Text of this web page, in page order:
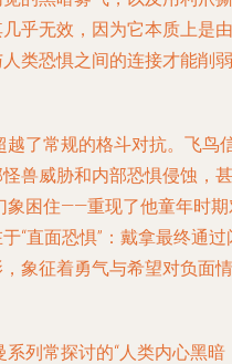
乎无效，因为它本质上是由
类恐惧之间的连接才能削弱
了常规的格斗对抗。飞鸟
兽威胁和内部恐惧侵蚀，甚
象困住——重现了他童年时
“直面恐惧”：戴拿最终通过
象征着勇气与希望对负面情
列常探讨的“人类内心黑暗